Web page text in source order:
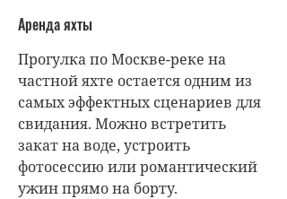
Аренда яхты
Прогулка по Москве-реке на
частной яхте остается одним из
самых эффектных сценариев для
свидания. Можно встретить
закат на воде, устроить
фотосессию или романтический
ужин прямо на борту.